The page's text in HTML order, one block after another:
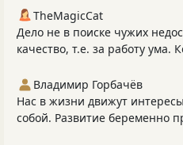
TheMagicCat
Дело не в поиске чужих
качество, т.е. за работу ума.
Владимир Горбачёв
Нас в жизни движут
собой. Развитие беременно